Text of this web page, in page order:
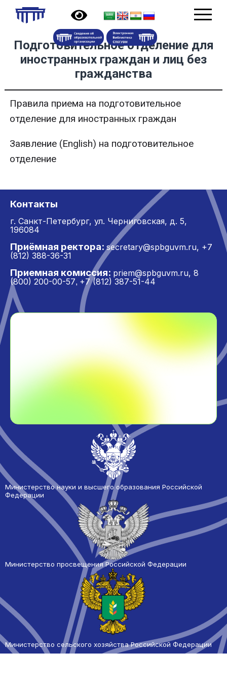
Подготовительное отделение для
иностранных граждан и лиц без
гражданства
Правила приема на подготовительное
отделение для иностранных граждан
Заявление (English) на подготовительное
отделение
Контакты
г. Санкт-Петербург, ул. Черниговская, д. 5,
196084
Приёмная ректора: secretary@spbguvm.ru, +7
(812) 388-36-31
Приемная комиссия: priem@spbguvm.ru, 8
(800) 200-00-57, +7 (812) 387-51-44
Министерство науки и высшего образования Российской
Федерации
Министерство просвещения Российской Федерации
Министерство сельского хозяйства Российской Федерации